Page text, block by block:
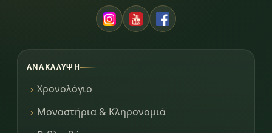
ΑΝΑΚΆΛΥΨΗ
Χρονολόγιο
Μοναστήρια & Κληρονομιά